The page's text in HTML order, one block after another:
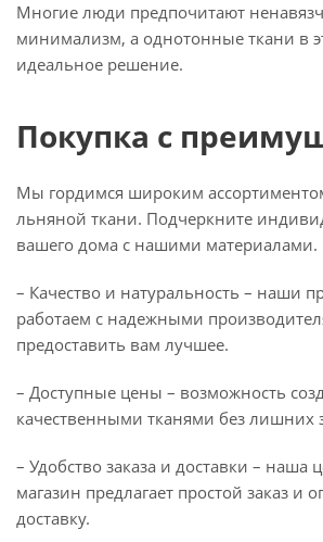
Многие люди предпочитают
минимализм, а однотонные ткани в
идеальное решение.
Покупка с
Мы гордимся широким
льняной ткани. Подчеркните
вашего дома с нашими материалами.
– Качество и натуральность – наши
работаем с надежными
предоставить вам лучшее.
– Доступные цены – возможность
качественными тканями без лишних
– Удобство заказа и доставки – наша
магазин предлагает простой заказ и
доставку.